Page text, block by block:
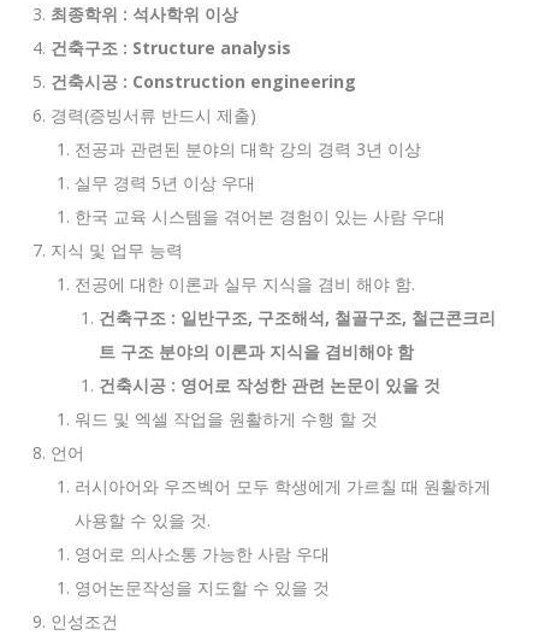
최종학위 : 석사학위 이상
건축구조 : Structure analysis
건축시공 : Construction engineering
경력(증빙서류 반드시 제출)
전공과 관련된 분야의 대학 강의 경력 3년 이상
실무 경력 5년 이상 우대
한국 교육 시스템을 겪어본 경험이 있는 사람 우대
지식 및 업무 능력
전공에 대한 이론과 실무 지식을 겸비 해야 함.
건축구조 : 일반구조, 구조해석, 철골구조, 철근콘크리
트 구조 분야의 이론과 지식을 겸비해야 함
건축시공 : 영어로 작성한 관련 논문이 있을 것
워드 및 엑셀 작업을 원활하게 수행 할 것
언어
러시아어와 우즈벡어 모두 학생에게 가르칠 때 원활하게
사용할 수 있을 것.
영어로 의사소통 가능한 사람 우대
영어논문작성을 지도할 수 있을 것
인성조건